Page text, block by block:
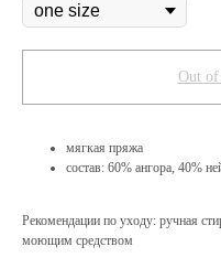
Out of
мягкая пряжа
состав: 60% ангора, 40%
Рекомендации по уходу: ручная
моющим средством